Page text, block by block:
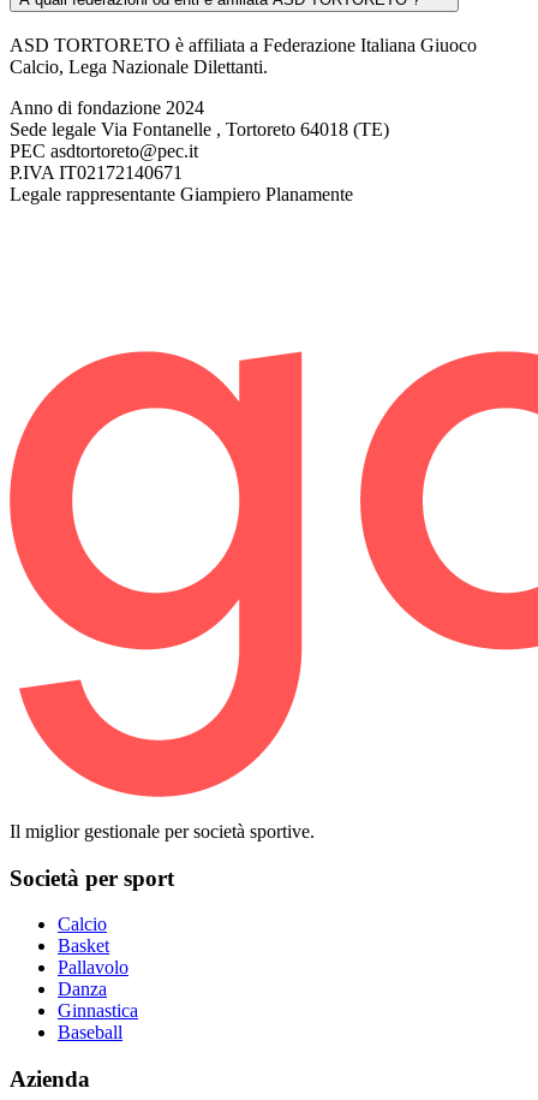
ASD TORTORETO è affiliata a Federazione Italiana Giuoco
Calcio, Lega Nazionale Dilettanti.
Anno di fondazione 2024
Sede legale Via Fontanelle , Tortoreto 64018 (TE)
PEC asdtortoreto@pec.it
P.IVA IT02172140671
Legale rappresentante Giampiero Planamente
Il miglior gestionale per società sportive.
Società per sport
Calcio
Basket
Pallavolo
Danza
Ginnastica
Baseball
Azienda